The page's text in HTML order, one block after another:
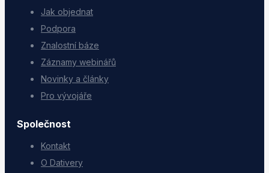
Jak objednat
Podpora
Znalostní báze
Záznamy webinářů
Novinky a články
Pro vývojáře
Společnost
Kontakt
O Dativery